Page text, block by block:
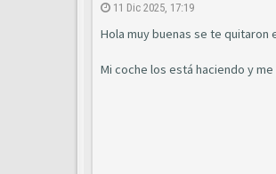
11 Dic 2025, 17:19
Hola muy buenas se te quitaron
Mi coche los está haciendo y